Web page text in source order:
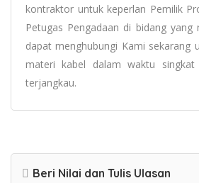
kontraktor untuk keperlan Pemilik
Petugas Pengadaan di bidang yang
dapat menghubungi Kami sekarang
materi kabel dalam waktu
terjangkau.
Beri Nilai dan Tulis Ulasan